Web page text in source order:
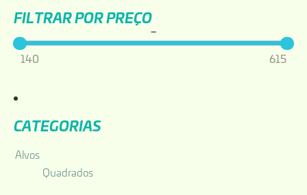
Filtrar por Preço
–
140 615
Categorias
Alvos
Quadrados